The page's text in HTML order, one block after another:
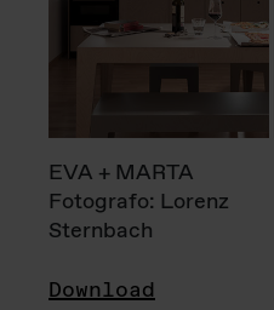
EVA + MARTA
Fotografo: Lorenz
Sternbach
Download